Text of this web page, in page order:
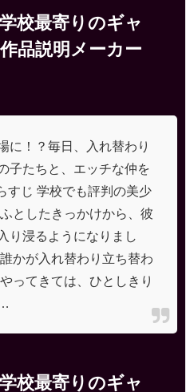
校最寄りのギャ
品説明メーカー
に！？毎日、入れ替わり
子たちと、エッチな仲を
すじ 学校でも評判の美少
としたきっかけから、彼
り浸るようになりまし
かが入れ替わり立ち替わ
ってきては、ひとしきり
校最寄りのギャ